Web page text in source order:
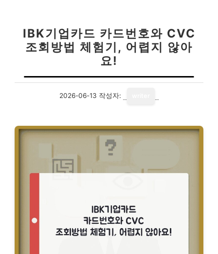
IBK기업카드 카드번호와 CVC
조회방법 체험기, 어렵지 않아
요!
2026-06-13 작성자: